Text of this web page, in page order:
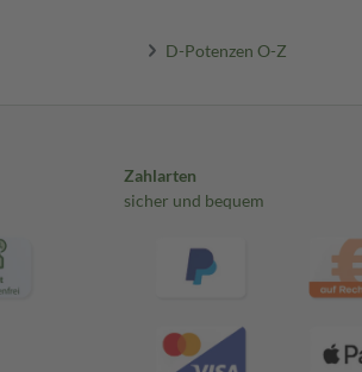
D-Potenzen O-Z
Zahlarten
sicher und bequem